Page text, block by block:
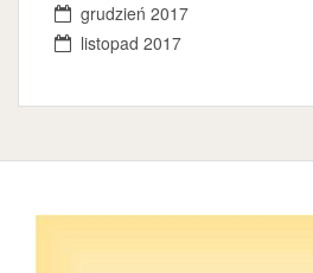
grudzień 2017
listopad 2017